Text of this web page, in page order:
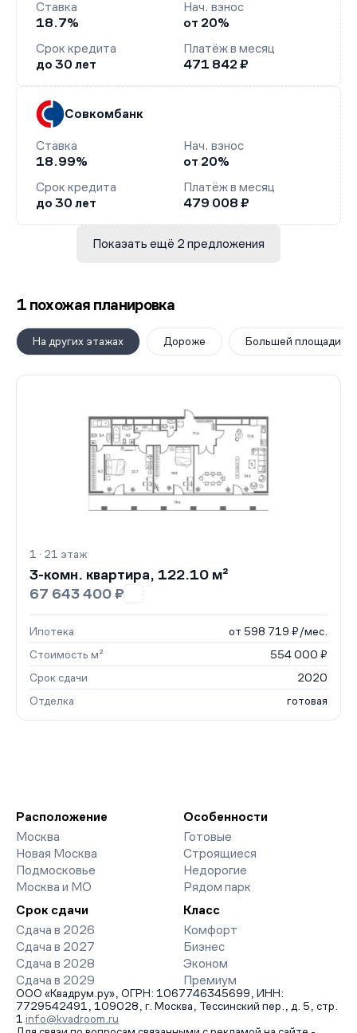
Ставка
18.7%
Нач. взнос
от 20%
Срок кредита
до 30 лет
Платёж в месяц
471 842 ₽
Совкомбанк
Ставка
18.99%
Нач. взнос
от 20%
Срок кредита
до 30 лет
Платёж в месяц
479 008 ₽
Показать ещё 2 предложения
1 похожая планировка
На других этажах Дороже Большей площади
1 · 21 этаж
3-комн. квартира, 122.10 м²
67 643 400 ₽
Ипотека
от 598 719 ₽/мес.
Стоимость м²
554 000 ₽
Срок сдачи
2020
Отделка
готовая
Расположение
Москва
Новая Москва
Подмосковье
Москва и МО
Особенности
Готовые
Строящиеся
Недорогие
Рядом парк
Срок сдачи
Сдача в 2026
Сдача в 2027
Сдача в 2028
Сдача в 2029
Класс
Комфорт
Бизнес
Эконом
Премиум
ООО «Квадрум.ру», ОГРН: 1067746345699, ИНН:
7729542491, 109028, г. Москва, Тессинский пер., д. 5, стр.
1 info@kvadroom.ru